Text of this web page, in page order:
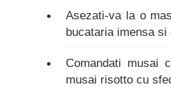
Asezati-va la o
bucataria imensa si
Comandati musai
musai risotto cu